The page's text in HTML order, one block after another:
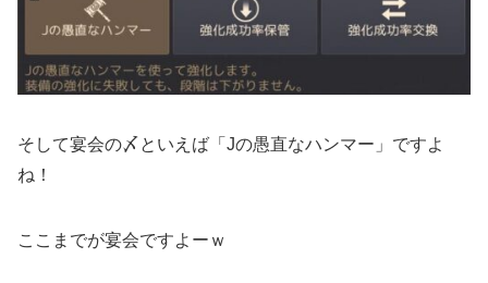
そして宴会の〆といえば「Jの愚直なハンマー」ですよ
ね！
ここまでが宴会ですよーｗ